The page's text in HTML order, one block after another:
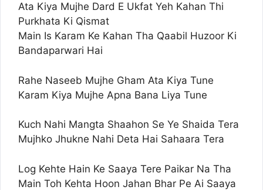
Ata Kiya Mujhe Dard E Ukfat Yeh Kahan Thi
Purkhata Ki Qismat
Main Is Karam Ke Kahan Tha Qaabil Huzoor Ki
Bandaparwari Hai
Rahe Naseeb Mujhe Gham Ata Kiya Tune
Karam Kiya Mujhe Apna Bana Liya Tune
Kuch Nahi Mangta Shaahon Se Ye Shaida Tera
Mujhko Jhukne Nahi Deta Hai Sahaara Tera
Log Kehte Hain Ke Saaya Tere Paikar Na Tha
Main Toh Kehta Hoon Jahan Bhar Pe Ai Saaya